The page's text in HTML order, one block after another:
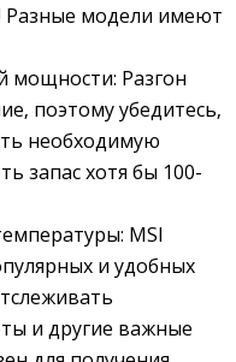
Разные модели имеют
мощности: Разгон
поэтому убедитесь‚
необходимую
запас хотя бы 100-
MSI
и удобных
и другие важные